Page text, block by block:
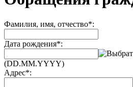
Фамилия, имя, отчество*:
Дата рождения*:
(DD.MM.YYYY)
Адрес*: